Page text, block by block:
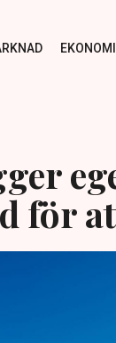
EKONOMI
för